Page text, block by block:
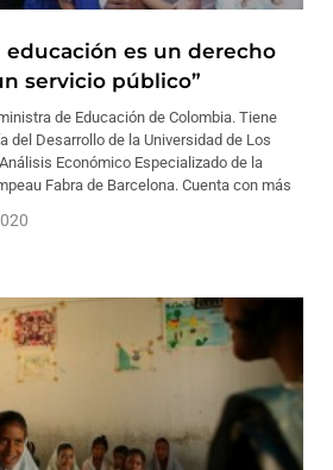
educación es un derecho
servicio público”
de Educación de Colombia. Tiene
del Desarrollo de la Universidad de Los
Económico Especializado de la
Fabra de Barcelona. Cuenta con más